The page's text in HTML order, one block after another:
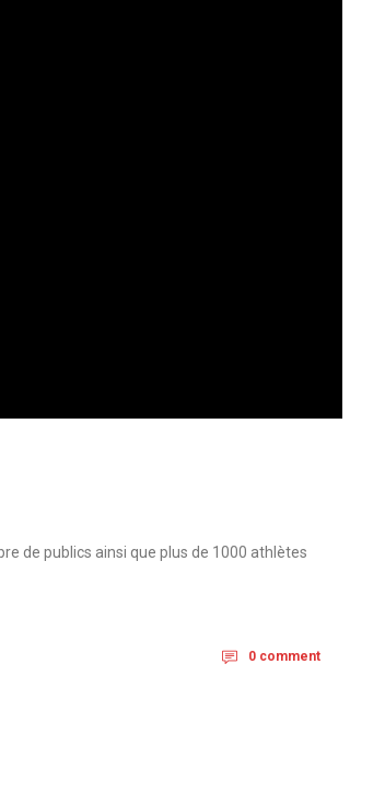
de publics ainsi que plus de 1000 athlètes
0 comment